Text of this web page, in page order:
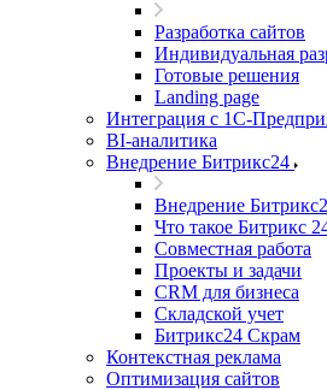
Разработка сайтов
Индивидуальная
Готовые решения
Landing page
Интеграция с 1С-
BI-аналитика
Внедрение Битрикс24
Внедрение
Что такое Битрикс
Совместная работа
Проекты и задачи
СRМ для бизнеса
Складской учет
Битрикс24 Скрам
Контекстная реклама
Оптимизация сайтов